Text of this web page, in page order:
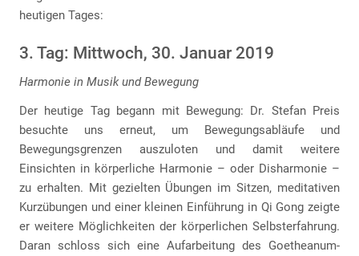
heutigen Tages:
3. Tag: Mittwoch, 30. Januar 2019
Harmonie in Musik und Bewegung
Der heutige Tag begann mit Bewegung: Dr. Stefan Preis
besuchte uns erneut, um Bewegungsabläufe und
Bewegungsgrenzen auszuloten und damit weitere
Einsichten in körperliche Harmonie – oder Disharmonie –
zu erhalten. Mit gezielten Übungen im Sitzen, meditativen
Kurzübungen und einer kleinen Einführung in Qi Gong zeigte
er weitere Möglichkeiten der körperlichen Selbsterfahrung.
Daran schloss sich eine Aufarbeitung des Goetheanum-